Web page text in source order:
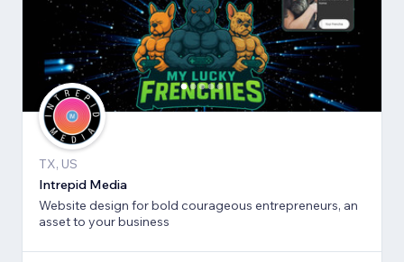
TX, US
Intrepid Media
Website design for bold courageous entrepreneurs, an
asset to your business